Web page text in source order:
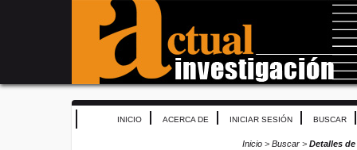
INICIO ACERCA DE INICIAR SESIÓN BUSCAR
Inicio > Buscar > Detalles